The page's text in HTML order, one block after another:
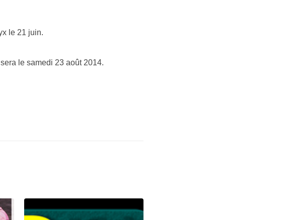
le 21 juin.
le samedi 23 août 2014.